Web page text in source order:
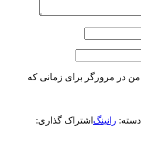
من در مرورگر برای زمانی که
دسته: رانینگ اشتراک گذاری: